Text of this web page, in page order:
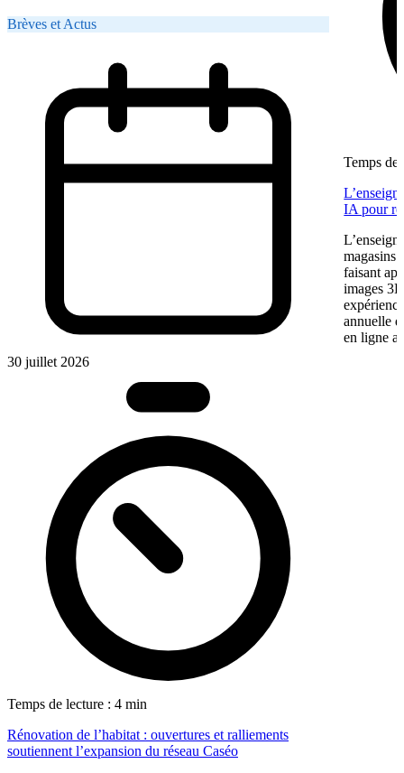
Brèves et Actus
30 juillet 2026
Temps de lecture : 4 min
Rénovation de l’habitat : ouvertures et ralliements
soutiennent l’expansion du réseau Caséo
Temps de
IA pour
magasins
faisant
images
annuelle
en ligne